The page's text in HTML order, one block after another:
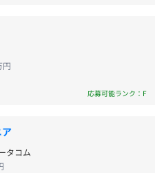
ント
り徒歩5分
らも取得実績あり）
す。
円まで）
入れていくことのできる
、たった一人で成長して
ありません。共に成長す
成長していくことができ
にエンジニアリングやデ
ます。
円
応募可能ランク：F
タコム